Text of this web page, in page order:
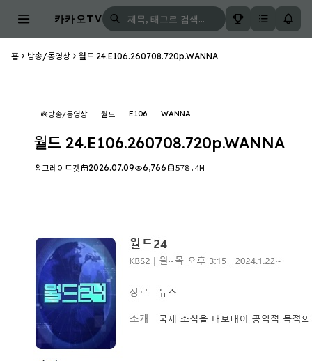
카카오TV
홈 방송/동영상 월드 24.E106.260708.720p.WANNA
방송/동영상 월드 E106 WANNA
월드 24.E106.260708.720p.WANNA
그레이트캣 2026.07.09 6,766 578.4M